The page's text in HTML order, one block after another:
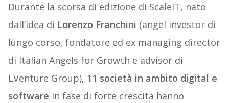
Durante la scorsa di edizione di ScaleIT, nato
dall’idea di Lorenzo Franchini (angel investor di
lungo corso, fondatore ed ex managing director
di Italian Angels for Growth e advisor di
LVenture Group), 11 società in ambito digital e
software in fase di forte crescita hanno